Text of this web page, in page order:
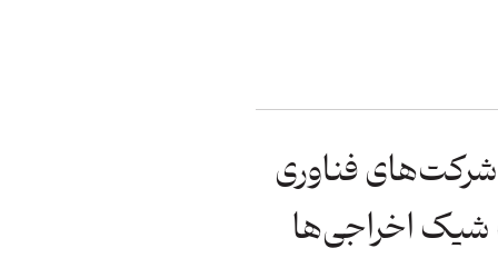
شرکت‌های فناوری
شیک اخراجی‌ها